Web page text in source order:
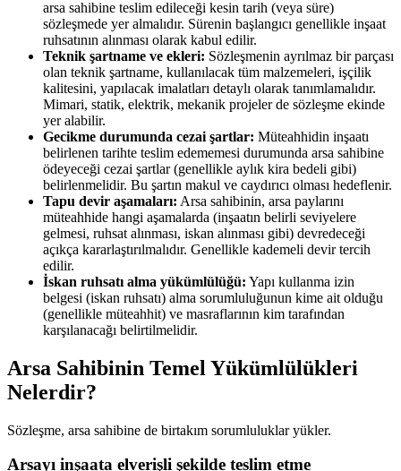
arsa sahibine teslim edileceği kesin tarih (veya süre)
sözleşmede yer almalıdır. Sürenin başlangıcı genellikle inşaat
ruhsatının alınması olarak kabul edilir.
Teknik şartname ve ekleri: Sözleşmenin ayrılmaz bir parçası
olan teknik şartname, kullanılacak tüm malzemeleri, işçilik
kalitesini, yapılacak imalatları detaylı olarak tanımlamalıdır.
Mimari, statik, elektrik, mekanik projeler de sözleşme ekinde
yer alabilir.
Gecikme durumunda cezai şartlar: Müteahhidin inşaatı
belirlenen tarihte teslim edememesi durumunda arsa sahibine
ödeyeceği cezai şartlar (genellikle aylık kira bedeli gibi)
belirlenmelidir. Bu şartın makul ve caydırıcı olması hedeflenir.
Tapu devir aşamaları: Arsa sahibinin, arsa paylarını
müteahhide hangi aşamalarda (inşaatın belirli seviyelere
gelmesi, ruhsat alınması, iskan alınması gibi) devredeceği
açıkça kararlaştırılmalıdır. Genellikle kademeli devir tercih
edilir.
İskan ruhsatı alma yükümlülüğü: Yapı kullanma izin
belgesi (iskan ruhsatı) alma sorumluluğunun kime ait olduğu
(genellikle müteahhit) ve masraflarının kim tarafından
karşılanacağı belirtilmelidir.
Arsa Sahibinin Temel Yükümlülükleri
Nelerdir?
Sözleşme, arsa sahibine de birtakım sorumluluklar yükler.
Arsayı inşaata elverişli şekilde teslim etme